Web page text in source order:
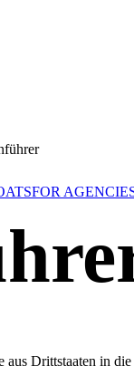
FOR
aus Drittstaaten in